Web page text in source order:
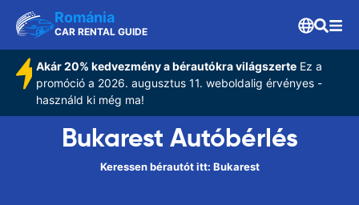
Románia
CAR RENTAL GUIDE
Akár 20% kedvezmény a bérautókra világszerteEz a
promóció a 2026. augusztus 11. weboldalig érvényes -
használd ki még ma!
Bukarest Autóbérlés
Keressen bérautót itt: Bukarest